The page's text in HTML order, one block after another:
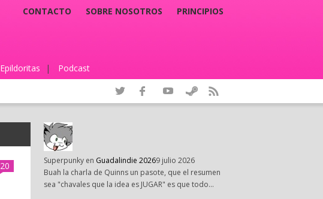
CONTACTO SOBRE NOSOTROS PRINCIPIOS
Epildoritas | Podcast
20 Superpunky en Guadalindie 20269 julio 2026
Buah la charla de Quinns un pasote, que el resumen
sea "chavales que la idea es JUGAR" es que todo…